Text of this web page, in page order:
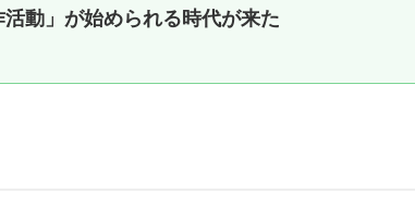
動」が始められる時代が来た